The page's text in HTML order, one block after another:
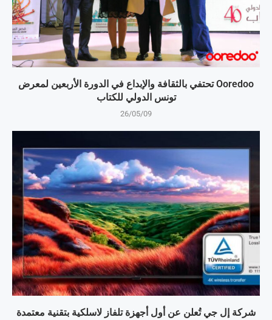
Ooredoo تحتفي بالثقافة والإبداع في الدورة الأربعين لمعرض
تونس الدولي للكتاب
26/05/09
شركة إل جي تُعلن عن أول أجهزة تلفاز لاسلكية بتقنية معتمدة